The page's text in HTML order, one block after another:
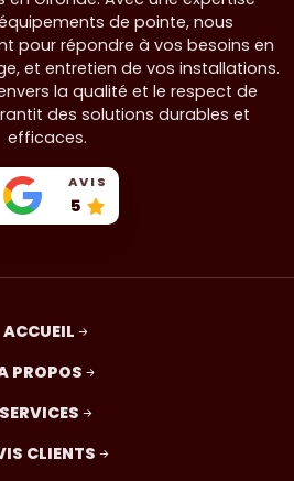
de pointe, nous
pour répondre à vos besoins en
et entretien de vos installations.
la qualité et le respect de
des solutions durables et
efficaces.
AVIS
5
ACCUEIL
PROPOS
SERVICES
CLIENTS